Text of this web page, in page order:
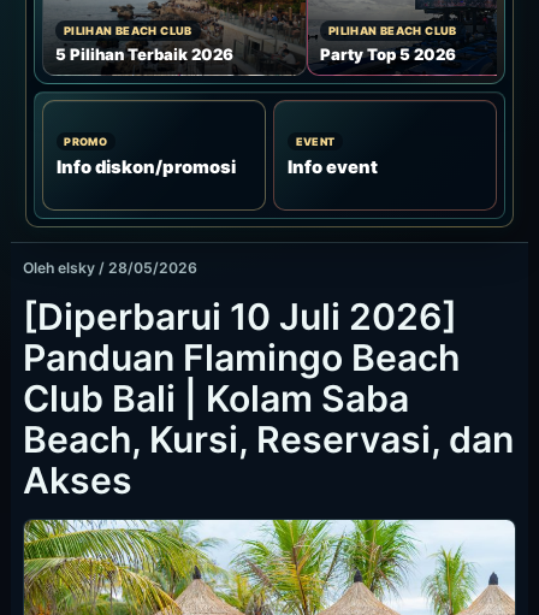
PILIHAN BEACH CLUB
5 Pilihan Terbaik 2026
PILIHAN BEACH CLUB
Party Top 5 2026
PROMO
Info diskon/promosi
EVENT
Info event
Oleh elsky / 28/05/2026
[Diperbarui 10 Juli 2026]
Panduan Flamingo Beach
Club Bali | Kolam Saba
Beach, Kursi, Reservasi, dan
Akses